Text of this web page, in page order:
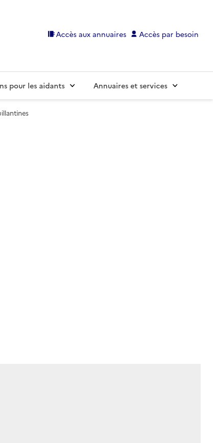
Accès aux annuaires Accès par besoin
pour les aidants Annuaires et services